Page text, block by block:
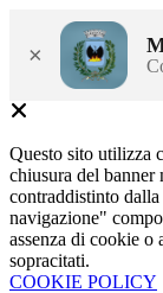
×
Questo sito utilizza
chiusura del banner
contraddistinto
navigazione"
assenza di cookie o
sopracitati.
COOKIE POLICY